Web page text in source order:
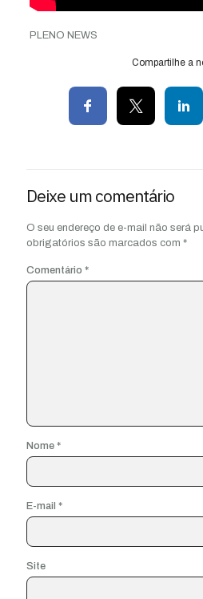
PLENO NEWS
Compartilhe a
Deixe um comentário
O seu endereço de e-mail não será
obrigatórios são marcados com *
Comentário *
Nome *
E-mail *
Site